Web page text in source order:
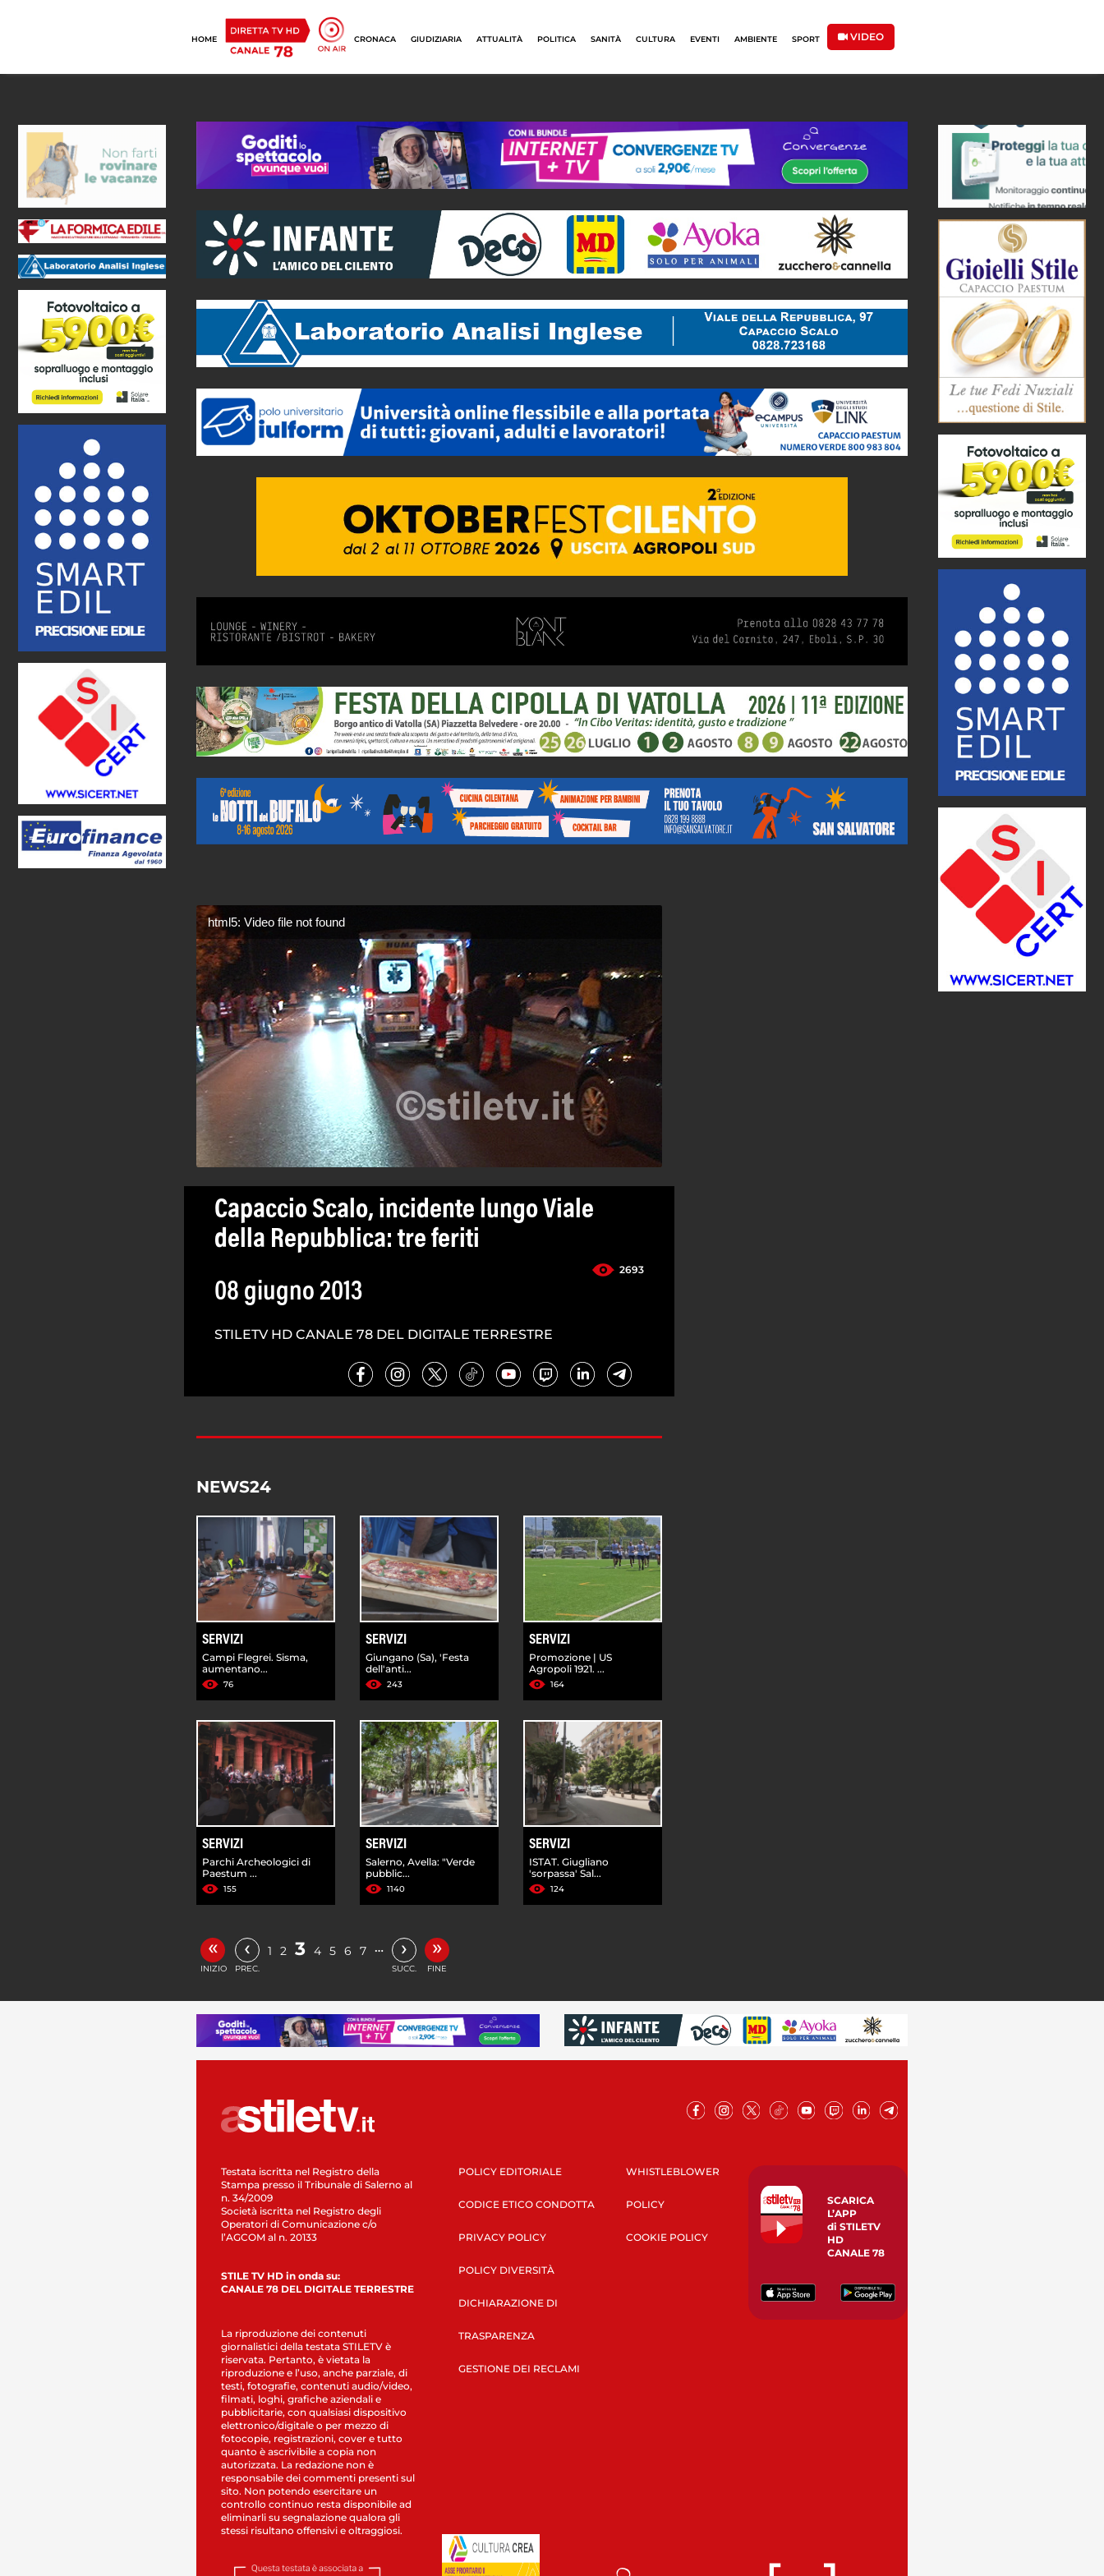
HOME CRONACA GIUDIZIARIA ATTUALITÀ POLITICA SANITÀ CULTURA EVENTI AMBIENTE SPORT VIDEO
html5: Video file not found
Capaccio Scalo, incidente lungo Viale
della Repubblica: tre feriti
2693
08 giugno 2013
STILETV HD CANALE 78 DEL DIGITALE TERRESTRE
NEWS24
SERVIZI
Campi Flegrei. Sisma,
aumentano...
76
SERVIZI
Giungano (Sa), 'Festa
dell'anti...
243
SERVIZI
Promozione | US
Agropoli 1921. ...
164
SERVIZI
Parchi Archeologici di
Paestum ...
155
SERVIZI
Salerno, Avella: "Verde
pubblic...
1140
SERVIZI
ISTAT. Giugliano
'sorpassa' Sal...
124
«
INIZIO
‹
PREC.
1 2 3 4 5 6 7 … ›
SUCC.
»
FINE
Testata iscritta nel Registro della
Stampa presso il Tribunale di Salerno al
n. 34/2009
Società iscritta nel Registro degli
Operatori di Comunicazione c/o
l’AGCOM al n. 20133
STILE TV HD in onda su:
CANALE 78 DEL DIGITALE TERRESTRE
La riproduzione dei contenuti
giornalistici della testata STILETV è
riservata. Pertanto, è vietata la
riproduzione e l’uso, anche parziale, di
testi, fotografie, contenuti audio/video,
filmati, loghi, grafiche aziendali e
pubblicitarie, con qualsiasi dispositivo
elettronico/digitale o per mezzo di
fotocopie, registrazioni, cover e tutto
quanto è ascrivibile a copia non
autorizzata. La redazione non è
responsabile dei commenti presenti sul
sito. Non potendo esercitare un
controllo continuo resta disponibile ad
eliminarli su segnalazione qualora gli
stessi risultano offensivi e oltraggiosi.
POLICY EDITORIALE
CODICE ETICO CONDOTTA
PRIVACY POLICY
POLICY DIVERSITÀ
DICHIARAZIONE DI
TRASPARENZA
GESTIONE DEI RECLAMI
WHISTLEBLOWER
POLICY
COOKIE POLICY
SCARICA
L’APP
di STILETV
HD
CANALE 78